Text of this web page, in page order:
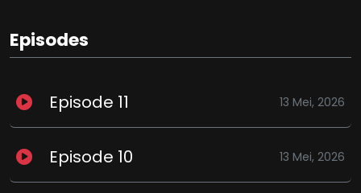
Episodes
Episode 11 13 Mei, 2026
Episode 10 13 Mei, 2026